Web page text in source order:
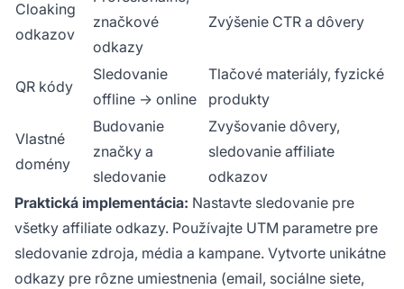
Cloaking
odkazov
značkové
odkazy
Zvýšenie CTR a dôvery
QR kódy
Sledovanie
offline → online
Tlačové materiály, fyzické
produkty
Vlastné
domény
Budovanie
značky a
sledovanie
Zvyšovanie dôvery,
sledovanie affiliate
odkazov
Praktická implementácia: Nastavte sledovanie pre
všetky affiliate odkazy. Používajte UTM parametre pre
sledovanie zdroja, média a kampane. Vytvorte unikátne
odkazy pre rôzne umiestnenia (email, sociálne siete,